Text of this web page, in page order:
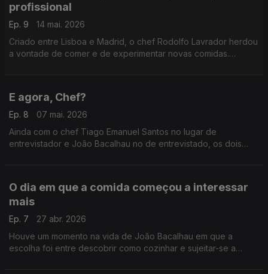
profissional
Ep. 9
14 mai. 2026
Criado entre Lisboa e Madrid, o chef Rodolfo Lavrador herdou
a vontade de comer e de experimentar novas comidas.
E agora, Chef?
Ep. 8
07 mai. 2026
Ainda com o chef Tiago Emanuel Santos no lugar de
entrevistador e João Bacalhau no de entrevistado, os dois
O dia em que a comida começou a interessar
mais
Ep. 7
27 abr. 2026
Houve um momento na vida de João Bacalhau em que a
escolha foi entre descobrir como cozinhar e sujeitar-se a